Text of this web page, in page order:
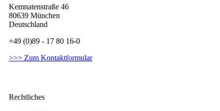
Kemnatenstraße 46
80639 München
Deutschland
+49 (0)89 - 17 80 16-0
>>> Zum Kontaktformular
Rechtliches